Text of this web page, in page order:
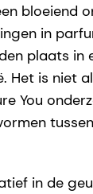
bloeiend
in
plaats in
Het is niet
You
in de